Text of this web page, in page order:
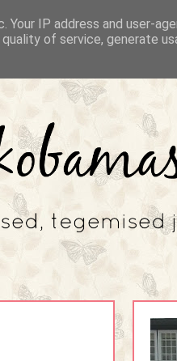
IP address and user-
of service, generate